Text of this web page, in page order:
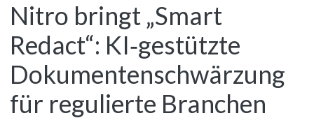
Nitro bringt „Smart
Redact“: KI‑gestützte
Dokumentenschwärzung
für regulierte Branchen